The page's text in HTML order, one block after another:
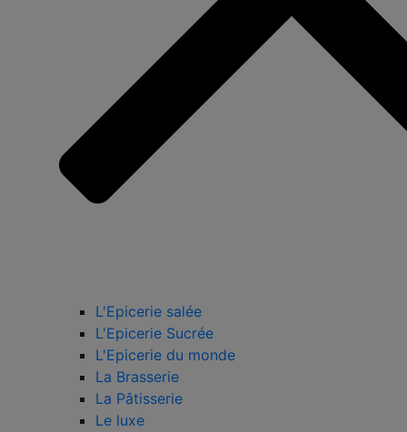
L'Epicerie salée
L'Epicerie Sucrée
L'Epicerie du monde
La Brasserie
La Pâtisserie
Le luxe